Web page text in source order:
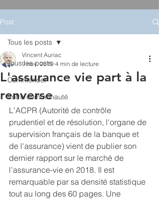
Post
Tous les posts
Commencer
Votre communauté
Tous les posts
L'assurance vie part à la
renverse
Vincent Auriac
9 nov. 2019 4 min de lecture
L'ACPR (Autorité de contrôle
prudentiel et de résolution, l'organe de
supervision français de la banque et
de l'assurance) vient de publier son
dernier rapport sur le marché de
l’assurance-vie en 2018. Il est
remarquable par sa densité statistique
tout au long des 60 pages. Une